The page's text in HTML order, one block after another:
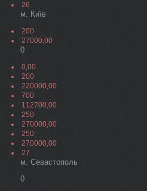
26
м. Київ
200
27000,00
0
0,00
200
220000,00
700
112700,00
250
270000,00
250
270000,00
27
м. Севастополь
0